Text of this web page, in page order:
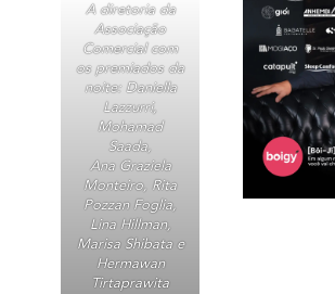
A diretoria da
Associação
Comercial com
os premiados da
noite: Daniella
Lazzurri,
Mohamad
Saada,
Ana Graziela
Monteiro, Rita
Pozzan Foglia,
Lina Hillman,
Marisa Shibata e
Hermawan
Tirtaprawita